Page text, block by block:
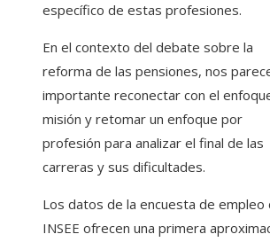
específico de estas profesiones.
En el contexto del debate sobre la
reforma de las pensiones, nos
importante reconectar con el
misión y retomar un enfoque por
profesión para analizar el final de las
carreras y sus dificultades.
Los datos de la encuesta de empleo
INSEE ofrecen una primera